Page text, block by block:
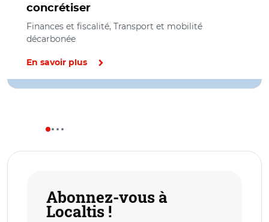
concrétiser
Finances et fiscalité, Transport et mobilité
décarbonée
En savoir plus
Abonnez-vous à
Localtis !